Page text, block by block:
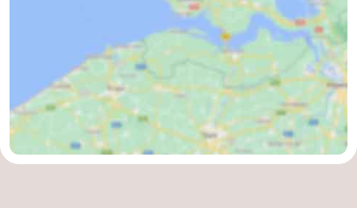
Binnenspeeltuinen
Bowlen
Wellness
centra
Dorpen